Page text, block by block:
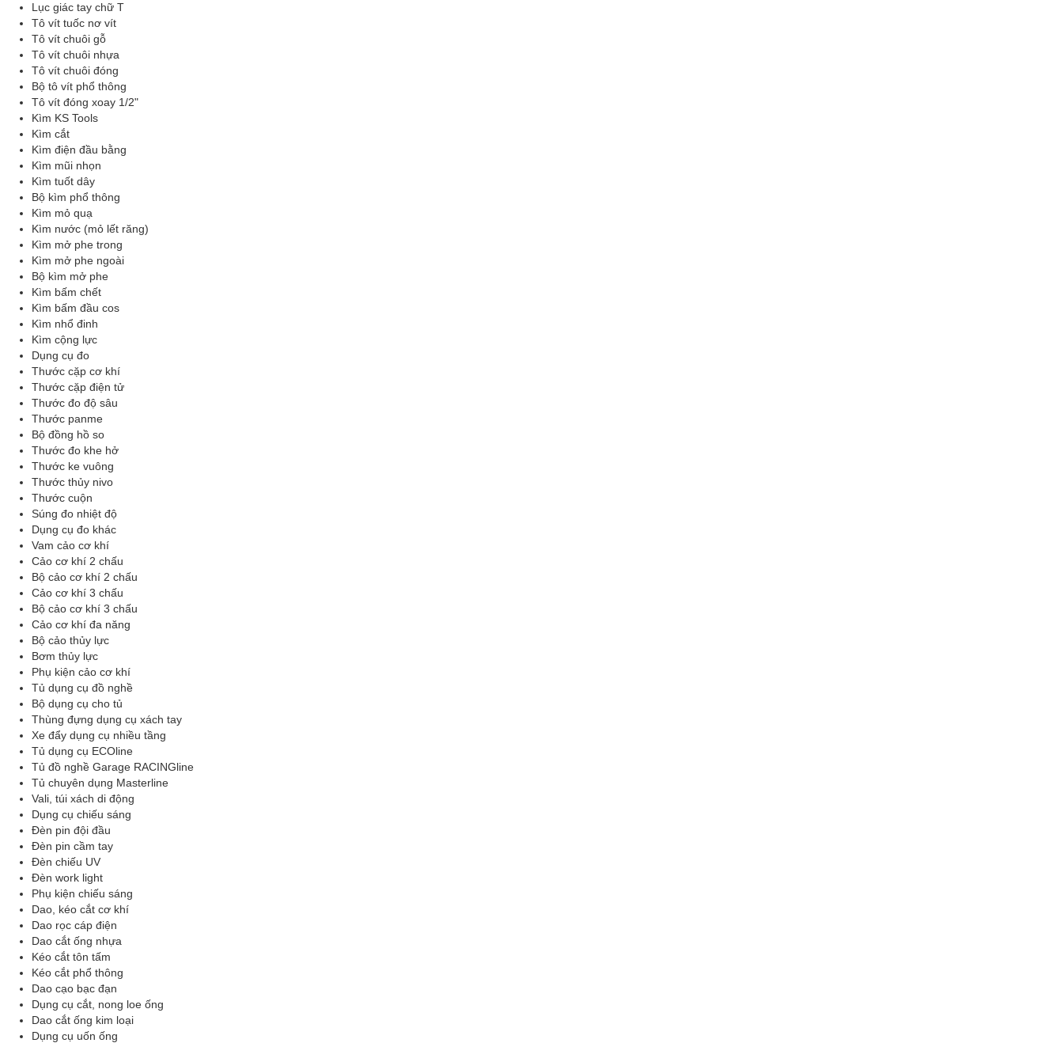
Lục giác tay chữ T
Tô vít tuốc nơ vít
Tô vít chuôi gỗ
Tô vít chuôi nhựa
Tô vít chuôi đóng
Bộ tô vít phổ thông
Tô vít đóng xoay 1/2"
Kìm KS Tools
Kìm cắt
Kìm điện đầu bằng
Kìm mũi nhọn
Kìm tuốt dây
Bộ kìm phổ thông
Kìm mỏ quạ
Kìm nước (mỏ lết răng)
Kìm mở phe trong
Kìm mở phe ngoài
Bộ kìm mở phe
Kìm bấm chết
Kìm bấm đầu cos
Kìm nhổ đinh
Kìm cộng lực
Dụng cụ đo
Thước cặp cơ khí
Thước cặp điện tử
Thước đo độ sâu
Thước panme
Bộ đồng hồ so
Thước đo khe hở
Thước ke vuông
Thước thủy nivo
Thước cuộn
Súng đo nhiệt độ
Dụng cụ đo khác
Vam cảo cơ khí
Cảo cơ khí 2 chấu
Bộ cảo cơ khí 2 chấu
Cảo cơ khí 3 chấu
Bộ cảo cơ khí 3 chấu
Cảo cơ khí đa năng
Bộ cảo thủy lực
Bơm thủy lực
Phụ kiện cảo cơ khí
Tủ dụng cụ đồ nghề
Bộ dụng cụ cho tủ
Thùng đựng dụng cụ xách tay
Xe đẩy dụng cụ nhiều tầng
Tủ dụng cụ ECOline
Tủ đồ nghề Garage RACINGline
Tủ chuyên dụng Masterline
Vali, túi xách di động
Dụng cụ chiếu sáng
Đèn pin đội đầu
Đèn pin cầm tay
Đèn chiếu UV
Đèn work light
Phụ kiện chiếu sáng
Dao, kéo cắt cơ khí
Dao rọc cáp điện
Dao cắt ống nhựa
Kéo cắt tôn tấm
Kéo cắt phổ thông
Dao cạo bạc đạn
Dụng cụ cắt, nong loe ống
Dao cắt ống kim loại
Dụng cụ uốn ống